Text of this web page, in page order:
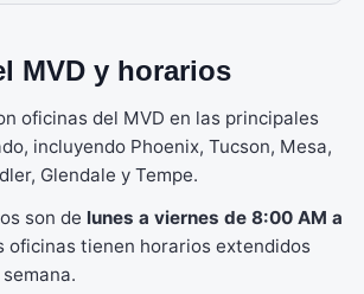
MVD y horarios
oficinas del MVD en las principales
incluyendo Phoenix, Tucson, Mesa,
Glendale y Tempe.
son de lunes a viernes de 8:00 AM a
oficinas tienen horarios extendidos